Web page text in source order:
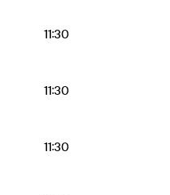
11:30
11:30
11:30